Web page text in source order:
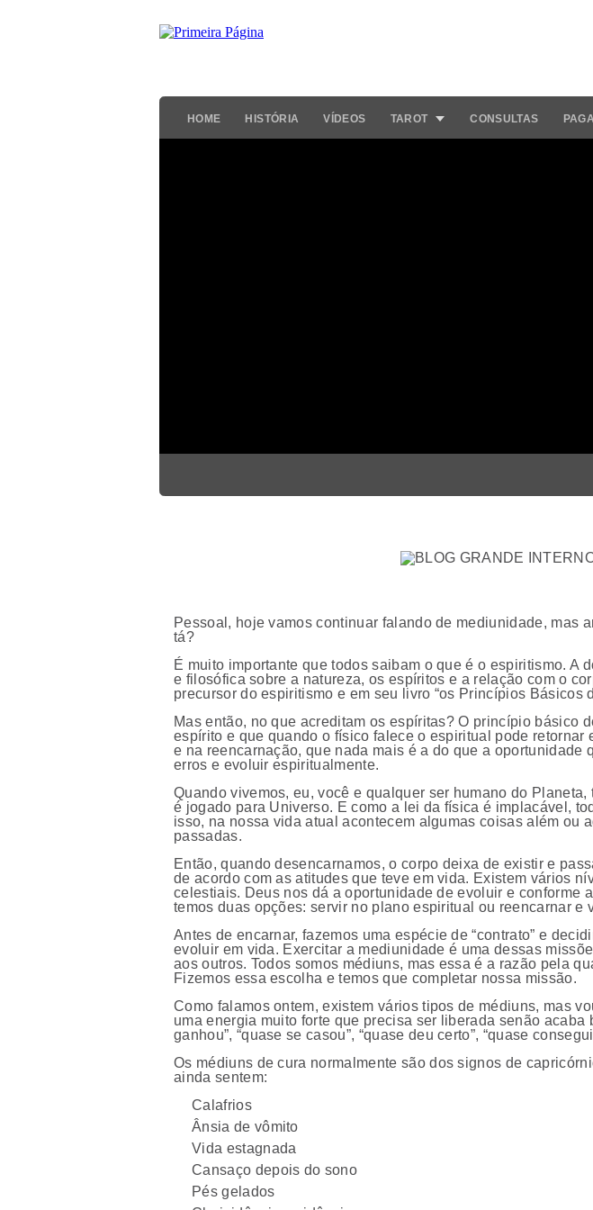
HOME HISTÓRIA VÍDEOS TAROT CONSULTAS
Pessoal, hoje vamos continuar falando de mediunidade, mas
tá?
É muito importante que todos saibam o que é o espiritismo.
e filosófica sobre a natureza, os espíritos e a relação com o
precursor do espiritismo e em seu livro “os Princípios
Mas então, no que acreditam os espíritas? O princípio básico
espírito e que quando o físico falece o espiritual pode
e na reencarnação, que nada mais é a do que a
erros e evoluir espiritualmente.
Quando vivemos, eu, você e qualquer ser humano do
é jogado para Universo. E como a lei da física é implacável,
isso, na nossa vida atual acontecem algumas coisas além ou
passadas.
Então, quando desencarnamos, o corpo deixa de existir e
de acordo com as atitudes que teve em vida. Existem vários
celestiais. Deus nos dá a oportunidade de evoluir e conforme
temos duas opções: servir no plano espiritual ou reencarnar e
Antes de encarnar, fazemos uma espécie de “contrato” e
evoluir em vida. Exercitar a mediunidade é uma dessas
aos outros. Todos somos médiuns, mas essa é a razão pela
Fizemos essa escolha e temos que completar nossa missão.
Como falamos ontem, existem vários tipos de médiuns, mas
uma energia muito forte que precisa ser liberada senão
ganhou”, “quase se casou”, “quase deu certo”, “quase
Os médiuns de cura normalmente são dos signos de
ainda sentem:
Calafrios
Ânsia de vômito
Vida estagnada
Cansaço depois do sono
Pés gelados